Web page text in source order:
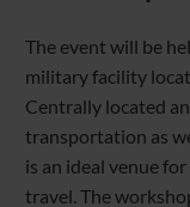
The event will be
military facility
Centrally located
transportation as
is an ideal venue
travel. The